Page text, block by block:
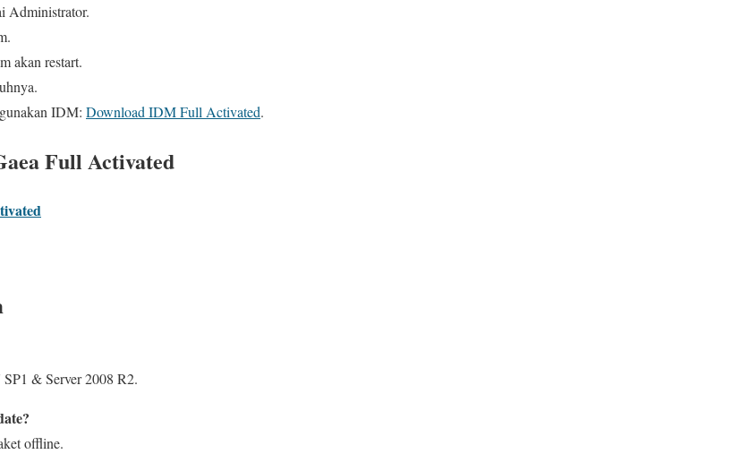
Administrator.
akan restart.
IDM: Download IDM Full Activated.
Full Activated
& Server 2008 R2.
offline.